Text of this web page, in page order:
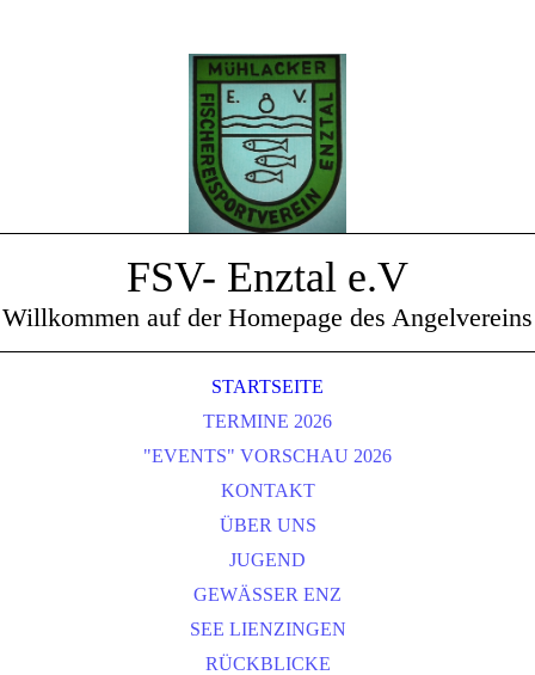
FSV- Enztal e.V
Willkommen auf der Homepage des Angelvereins
STARTSEITE
TERMINE 2026
"EVENTS" VORSCHAU 2026
KONTAKT
ÜBER UNS
JUGEND
GEWÄSSER ENZ
SEE LIENZINGEN
RÜCKBLICKE